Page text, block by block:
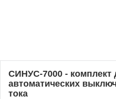
СИНУС-7000 - комплект
автоматических
тока